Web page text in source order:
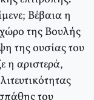
Βέβαια η
της Βουλής
της ουσίας του
η αριστερά,